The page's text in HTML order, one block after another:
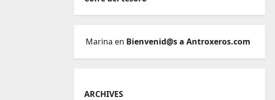
Marina en Bienvenid@s a Antroxeros.com
ARCHIVES